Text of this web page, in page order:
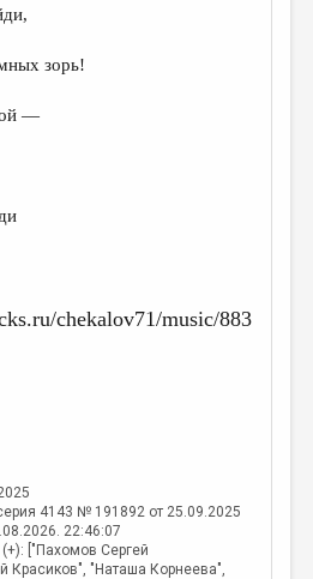
зорь!
—
chekalov71/music/883
4143 № 191892 от 25.09.2025
22:46:07
["Пахомов Сергей
Красиков", "Наташа Корнеева",